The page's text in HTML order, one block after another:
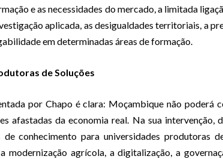
e as necessidades do mercado, a limitada
aplicada, as desigualdades territoriais, a
em determinadas áreas de formação.
de Soluções
por Chapo é clara: Moçambique não poderá
afastadas da economia real. Na sua intervenção,
de conhecimento para universidades produtoras
modernização agrícola, a digitalização, a